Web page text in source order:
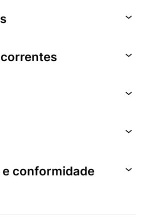
conformidade